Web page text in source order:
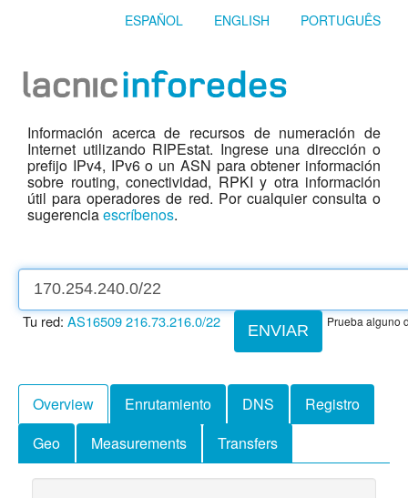
ESPAÑOL ENGLISH PORTUGUÊS
Información acerca de recursos de numeración de
Internet utilizando RIPEstat. Ingrese una dirección o
prefijo IPv4, IPv6 o un ASN para obtener información
sobre routing, conectividad, RPKI y otra información
útil para operadores de red. Por cualquier consulta o
sugerenciaescríbenos.
ENVIAR
Tu red: AS16509216.73.216.0/22 Prueba alguno
Overview Enrutamiento DNS
Registro
Geo
Measurements Transfers